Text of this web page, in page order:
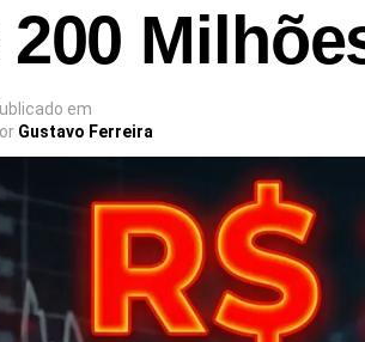
200
em
Gustavo Ferreira